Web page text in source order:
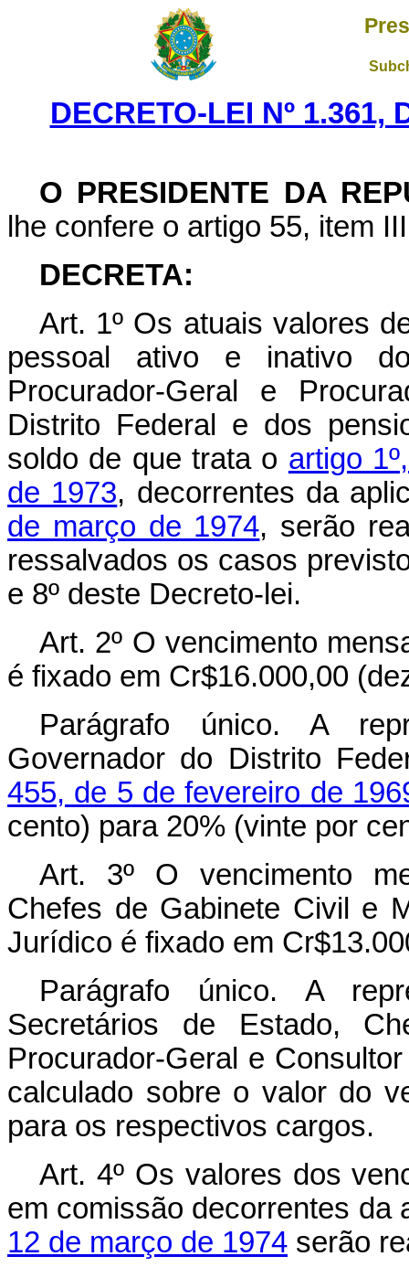
DECRETO-LEI Nº 1.361,
O PRESIDENTE DA
lhe confere o artigo 55, item
DECRETA:
Art. 1º Os atuais valores
pessoal ativo e inativo
Procurador-Geral e
Distrito Federal e dos
soldo de que trata o artigo
de 1973, decorrentes da
de março de 1974, serão
ressalvados os casos
e 8º deste Decreto-lei.
Art. 2º O vencimento
é fixado em Cr$16.000,00
Parágrafo único. A
Governador do Distrito
455, de 5 de fevereiro de
cento) para 20% (vinte por
Art. 3º O vencimento
Chefes de Gabinete Civil e
Jurídico é fixado em
Parágrafo único. A
Secretários de Estado,
Procurador-Geral e
calculado sobre o valor do
para os respectivos cargos.
Art. 4º Os valores dos
em comissão decorrentes da
12 de março de 1974 serão